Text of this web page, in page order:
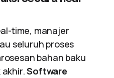
time, manajer
seluruh proses
bahan baku
akhir.Software